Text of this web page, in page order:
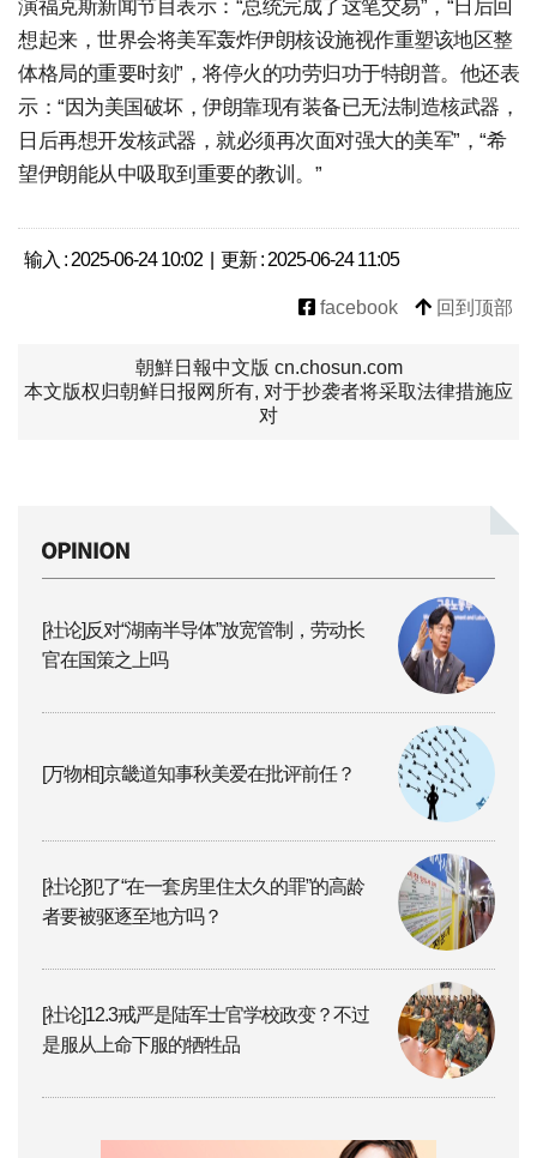
演福克斯新闻节目表示：“总统完成了这笔交易”，“日后回
想起来，世界会将美军轰炸伊朗核设施视作重塑该地区整
体格局的重要时刻”，将停火的功劳归功于特朗普。他还表
示：“因为美国破坏，伊朗靠现有装备已无法制造核武器，
日后再想开发核武器，就必须再次面对强大的美军”，“希
望伊朗能从中吸取到重要的教训。”
输入 : 2025-06-24 10:02 | 更新 : 2025-06-24 11:05
facebook 回到顶部
朝鮮日報中文版 cn.chosun.com
本文版权归朝鲜日报网所有, 对于抄袭者将采取法律措施应
对
[社论]反对“湖南半导体”放宽管制，劳动长
官在国策之上吗
[万物相]京畿道知事秋美爱在批评前任？
[社论]犯了“在一套房里住太久的罪”的高龄
者要被驱逐至地方吗？
[社论]12.3戒严是陆军士官学校政变？不过
是服从上命下服的牺牲品